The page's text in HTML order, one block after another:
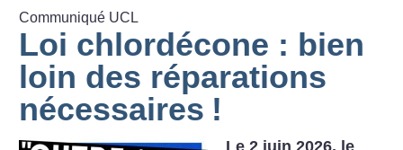
Communiqué UCL
Loi chlordécone : bien
loin des réparations
nécessaires !